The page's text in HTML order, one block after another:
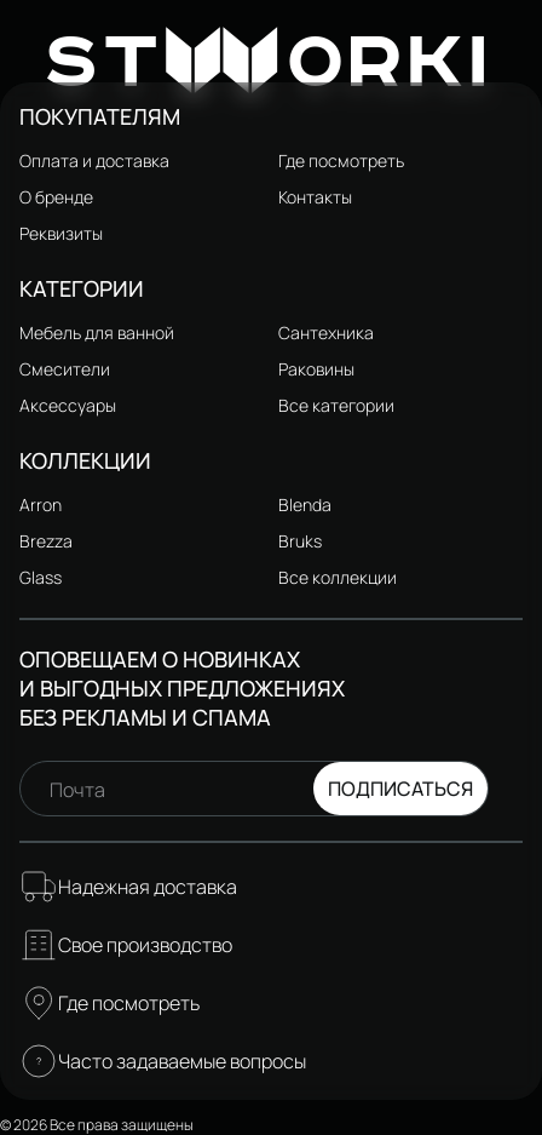
STW ORKI
ПОКУПАТЕЛЯМ
Оплата и доставка
Где посмотреть
О бренде
Контакты
Реквизиты
КАТЕГОРИИ
Мебель для ванной
Сантехника
Смесители
Раковины
Аксессуары
Все категории
КОЛЛЕКЦИИ
Arron
Blenda
Brezza
Bruks
Glass
Все коллекции
ОПОВЕЩАЕМ О НОВИНКАХ
И ВЫГОДНЫХ ПРЕДЛОЖЕНИЯХ
БЕЗ РЕКЛАМЫ И СПАМА
Почта ПОДПИСАТЬСЯ
Надежная доставка
Свое производство
Где посмотреть
Часто задаваемые вопросы
© 2026 Все права защищены